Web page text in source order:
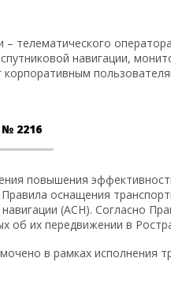
телематического
навигации,
2216
повышения
оснащения
(АСН). Согласно
об их передвижении в
в рамках исполнения